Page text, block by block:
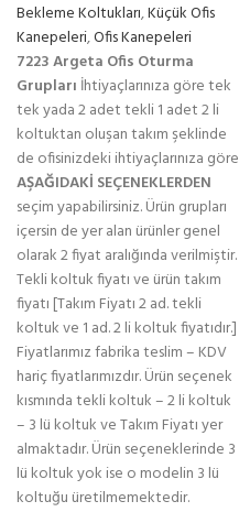
Bekleme Koltukları,Küçük Ofis
Kanepeleri,Ofis Kanepeleri
7223 Argeta Ofis Oturma
Grupları İhtiyaçlarınıza göre tek
tek yada 2 adet tekli 1 adet 2 li
koltuktan oluşan takım şeklinde
de ofisinizdeki ihtiyaçlarınıza göre
AŞAĞIDAKİ SEÇENEKLERDEN
seçim yapabilirsiniz. Ürün grupları
içersin de yer alan ürünler genel
olarak 2 fiyat aralığında verilmiştir.
Tekli koltuk fiyatı ve ürün takım
fiyatı [Takım Fiyatı 2 ad. tekli
koltuk ve 1 ad. 2 li koltuk fiyatıdır.]
Fiyatlarımız fabrika teslim – KDV
hariç fiyatlarımızdır. Ürün seçenek
kısmında tekli koltuk – 2 li koltuk
– 3 lü koltuk ve Takım Fiyatı yer
almaktadır. Ürün seçeneklerinde 3
lü koltuk yok ise o modelin 3 lü
koltuğu üretilmemektedir.